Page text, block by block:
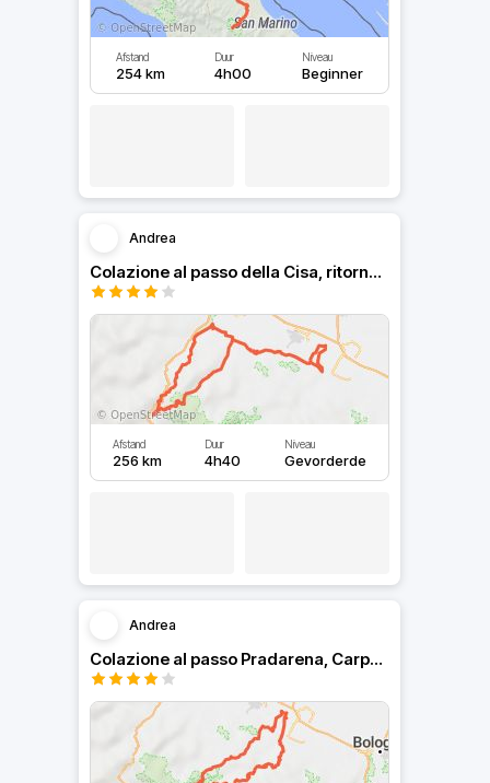
Afstand
254 km
Duur
4h00
Niveau
Beginner
Andrea
Colazione al passo della Cisa, ritorno per passo del Cirone.
Afstand
256 km
Duur
4h40
Niveau
Gevorderde
Andrea
Colazione al passo Pradarena, Carpe Diem.